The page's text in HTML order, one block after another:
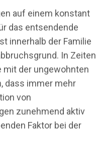
auf einem konstant
das entsendende
innerhalb der Familie
In Zeiten
mit der ungewohnten
dass immer mehr
von
zunehmend aktiv
Faktor bei der